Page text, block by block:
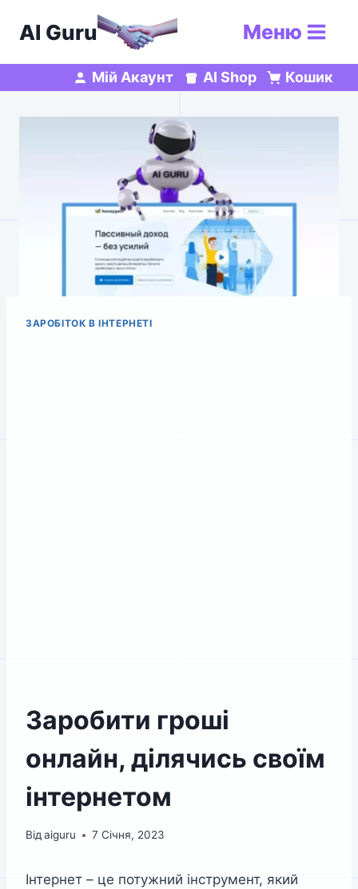
AI Guru Меню
Мій Акаунт AI Shop Кошик
ЗАРОБІТОК В ІНТЕРНЕТІ
Заробити гроші
онлайн, ділячись своїм
інтернетом
Відaiguru 7 Січня, 2023
Інтернет – це потужний інструмент, який